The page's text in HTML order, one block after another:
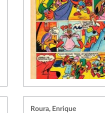
Roura, Enrique